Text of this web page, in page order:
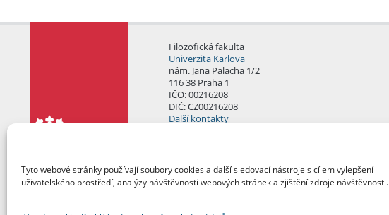
Tyto webové stránky používají soubory cookies a další sledovací nástroje s cílem vylepšení
uživatelského prostředí, analýzy návštěvnosti webových stránek a zjištění zdroje návštěvnosti.
Filozofická fakulta
Univerzita Karlova
nám. Jana Palacha 1/2
116 38 Praha 1
IČO: 00216208
DIČ: CZ00216208
Další kontakty